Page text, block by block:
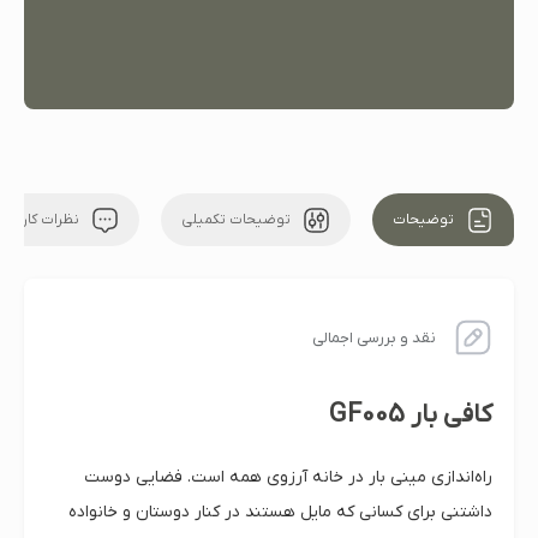
توضیحات توضیحات تکمیلی نظرات
نقد و بررسی اجمالی
کافی بار GF005
راه‌اندازی مینی بار در خانه آرزوی همه است. فضایی دوست
داشتنی برای کسانی که مایل هستند در کنار دوستان و خانواده